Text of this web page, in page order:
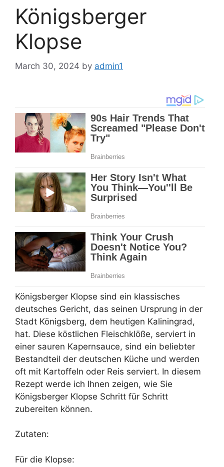
Königsberger
Klopse
March 30, 2024 by admin1
Königsberger Klopse sind ein klassisches
deutsches Gericht, das seinen Ursprung in der
Stadt Königsberg, dem heutigen Kaliningrad,
hat. Diese köstlichen Fleischklöße, serviert in
einer sauren Kapernsauce, sind ein beliebter
Bestandteil der deutschen Küche und werden
oft mit Kartoffeln oder Reis serviert. In diesem
Rezept werde ich Ihnen zeigen, wie Sie
Königsberger Klopse Schritt für Schritt
zubereiten können.
Zutaten:
Für die Klopse: